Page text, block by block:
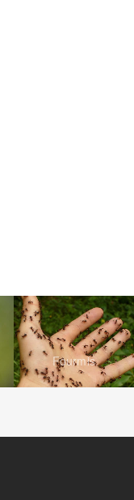
Fourmis